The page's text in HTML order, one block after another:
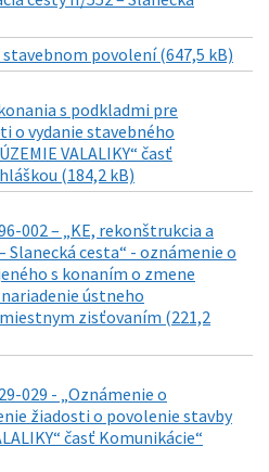
povolení (647,5 kB)
s podkladmi pre
o vydanie stavebného
VALALIKY“ časť
(184,2 kB)
002 – „KE, rekonštrukcia a
Slanecká cesta“ - oznámenie o
s konaním o zmene
ústneho
zisťovaním (221,2
029 - „Oznámenie o
žiadosti o povolenie stavby
časť Komunikácie“